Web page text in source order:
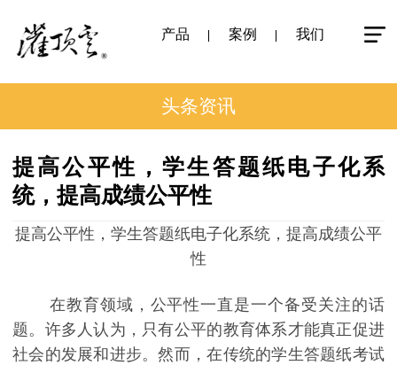
产品 案例 我们
头条资讯
提高公平性，学生答题纸电子化系
统，提高成绩公平性
提高公平性，学生答题纸电子化系统，提高成绩公平
性
在教育领域，公平性一直是一个备受关注的话
题。许多人认为，只有公平的教育体系才能真正促进
社会的发展和进步。然而，在传统的学生答题纸考试